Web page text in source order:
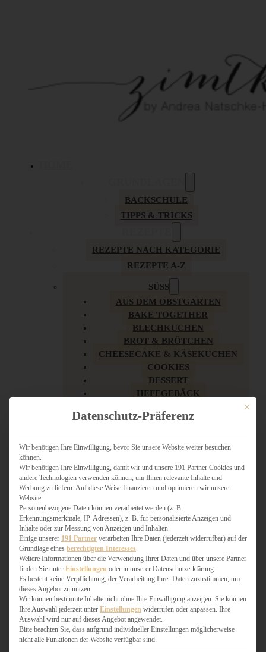
BACKSCHULE
TIPPS & TRICKS
REZEPTE NACH KATEGORIE
REZEPTE A-Z
SÜSS
AUS DEM OBSTGARTEN
BAKE TOGETHER
BLECHKUCHEN
BROT & BRÖTCHEN
CHEESECAKE & KÄSEKUCHEN
COOKIES
DESSERT
HEFEGEBÄCK
KUCHEN
LOW CARB & GESÜNDER
MY AMERICAN BAKERY
SCHOKOLADIGES
SÜSSES HAUPTGERICHT
TÖRTCHEN
VEGAN SÜSS
WEIHNACHTSBÄCKEREI
HERZHAFT
BURGER & SANDWICHES
FIX AUF DEM TISCH
FLEISCH & FISCH
GRILLEN / BARBECUE
Mit
Datenschutz-Präferenz
Wir benötigen Ihre Einwilligung, bevor Sie unsere Website weiter besuchen
können.
Wir benötigen Ihre Einwilligung, damit wir und unsere 191 Partner Cookies und
andere Technologien verwenden können, um Ihnen relevante Inhalte und
Werbung zu liefern. Auf diese Weise finanzieren und optimieren wir unsere
Website.
Personenbezogene Daten können verarbeitet werden (z. B.
Erkennungsmerkmale, IP-Adressen), z. B. für personalisierte Anzeigen und
Inhalte oder zur Messung von Anzeigen und Inhalten.
Einige unserer 191 Partner verarbeiten Ihre Daten (jederzeit widerrufbar) auf der
Grundlage eines berechtigten Interesses
Weitere Informationen über die Verwendung Ihrer Daten und über unsere Partner
finden Sie unter Einstellungen oder in unserer Datenschutzerklärung.
Es besteht keine Verpflichtung, der Verarbeitung Ihrer Daten zuzustimmen, um
dieses Angebot zu nutzen.
Wir können bestimmte Inhalte nicht ohne Ihre Einwilligung anzeigen. Sie können
Ihre Auswahl jederzeit unter Einstellungen widerrufen oder anpassen. Ihre
Auswahl wird nur auf dieses Angebot angewendet.
Bitte beachten Sie, dass aufgrund individueller Einstellungen möglicherweise
nicht alle Funktionen der Website verfügbar sind.